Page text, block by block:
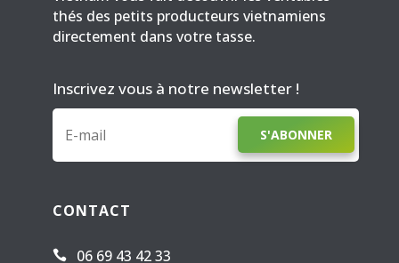
thés des petits producteurs vietnamiens
directement dans votre tasse.
Inscrivez vous à notre newsletter !
S'ABONNER
CONTACT
 06 69 43 42 33